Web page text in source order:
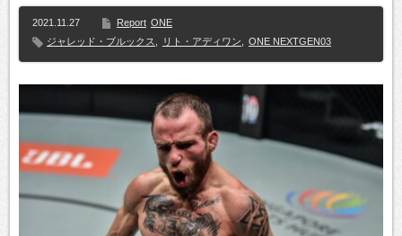
2021.11.27 Report ONE
ジャレッド・ブルックス
リト・アディワン ONE NEXTGEN03